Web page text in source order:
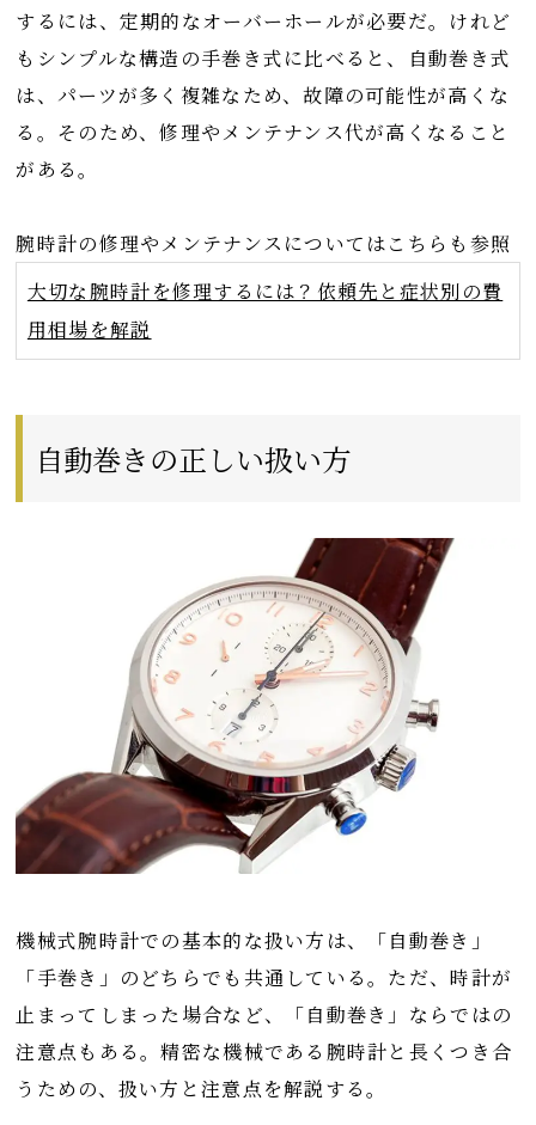
するには、定期的なオーバーホールが必要だ。けれど
もシンプルな構造の手巻き式に比べると、自動巻き式
は、パーツが多く複雑なため、故障の可能性が高くな
る。そのため、修理やメンテナンス代が高くなること
がある。
腕時計の修理やメンテナンスについてはこちらも参照
大切な腕時計を修理するには？依頼先と症状別の費
用相場を解説
自動巻きの正しい扱い方
機械式腕時計での基本的な扱い方は、「自動巻き」
「手巻き」のどちらでも共通している。ただ、時計が
止まってしまった場合など、「自動巻き」ならではの
注意点もある。精密な機械である腕時計と長くつき合
うための、扱い方と注意点を解説する。